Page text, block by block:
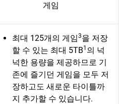
게임
최대 125개의 게임3을 저장
할 수 있는 최대 5TB1 의 넉
넉한 용량을 제공하므로 기
존에 즐기던 게임을 모두 저
장하고도 새로운 타이틀까
지 추가할 수 있습니다.